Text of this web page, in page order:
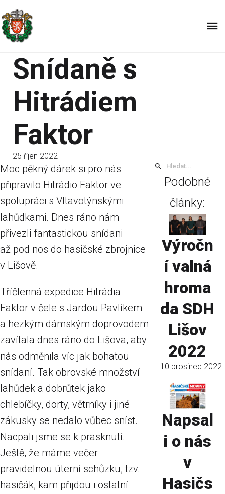
Snídaně s
Hitrádiem
Faktor
25 říjen 2022
Moc pěkný dárek si pro nás
připravilo Hitrádio Faktor ve
spolupráci s Vltavotýnskými
lahůdkami. Dnes ráno nám
přivezli fantastickou snídani
až pod nos do hasičské zbrojnice
v Lišově.
Tříčlenná expedice Hitrádia
Faktor v čele s Jardou Pavlíkem
a hezkým dámským doprovodem
zavítala dnes ráno do Lišova, aby
nás odměnila víc jak bohatou
snídaní. Tak obrovské množství
lahůdek a dobrůtek jako
chlebíčky, dorty, větrníky i jiné
zákusky se nedalo vůbec sníst.
Nacpali jsme se k prasknutí.
Ještě, že máme večer
pravidelnou úterní schůzku, tzv.
hasičák, kam přijdou i ostatní
Podobné
články:
Výročn
í valná
hroma
da SDH
Lišov
2022
10 prosinec 2022
Napsal
i o nás
v
Hasičs